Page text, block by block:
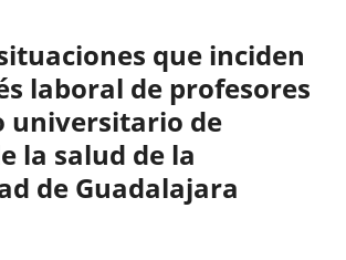
que inciden
laboral de profesores
universitario de
la salud de la
de Guadalajara